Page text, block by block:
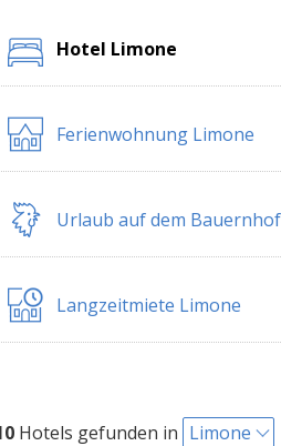
Hotel Limone
Ferienwohnung Limone
Urlaub auf dem
Langzeitmiete Limone
Hotels gefunden in Limone